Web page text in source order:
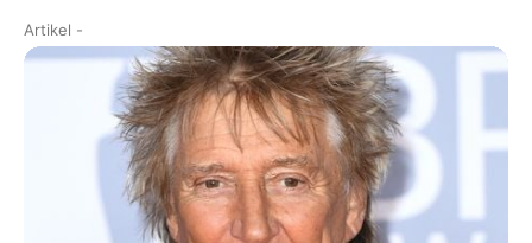
Artikel -